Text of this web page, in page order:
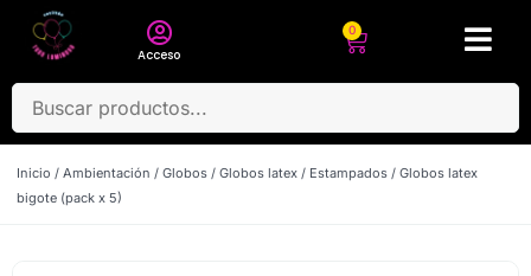
Acceso
0
Inicio / Ambientación / Globos / Globos latex / Estampados / Globos latex
bigote (pack x 5)